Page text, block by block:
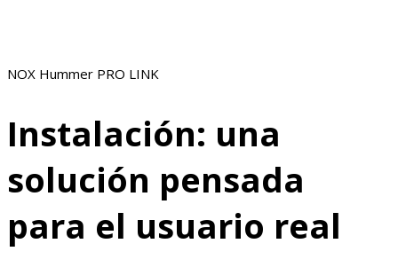
NOX Hummer PRO LINK
Instalación: una
solución pensada
para el usuario real